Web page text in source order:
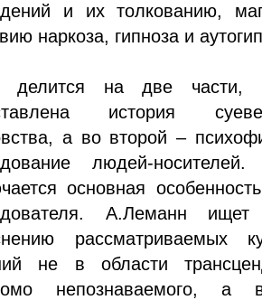
и их толкованию,
наркоза, гипноза и
делится на две части,
история
а во второй –
людей-
основная
А.Леманн
рассматриваемых
не в области
непознаваемого, а